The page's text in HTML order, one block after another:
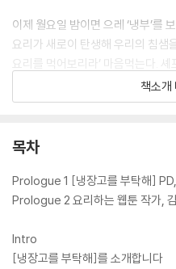
이제 월요일 밤이면 으레 ‘냉부’를
요리가 새로이 탄생해 우리의 침샘
요리를 먹어보리라’ 마음먹는다.
고, 아쉬운 대로 비슷한 메뉴를 사
직접 만들어 먹는 이들도 참 많다.
흘러가버린다. 이 책이 필요한 이유
부탁해] 공식 레시피북이다.
책소개
목차
Prologue 1 [냉장고를 부탁해]
Prologue 2 요리하는 웹툰 작가,
Intro
[냉장고를 부탁해]를 소개합니다